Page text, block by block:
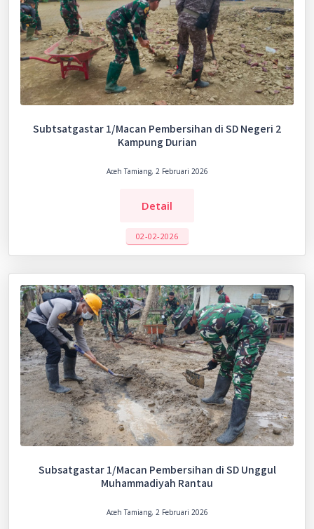
Subtsatgastar 1/Macan Pembersihan di SD Negeri 2
Kampung Durian
Aceh Tamiang, 2 Februari 2026
Detail
02-02-2026
Subsatgastar 1/Macan Pembersihan di SD Unggul
Muhammadiyah Rantau
Aceh Tamiang, 2 Februari 2026